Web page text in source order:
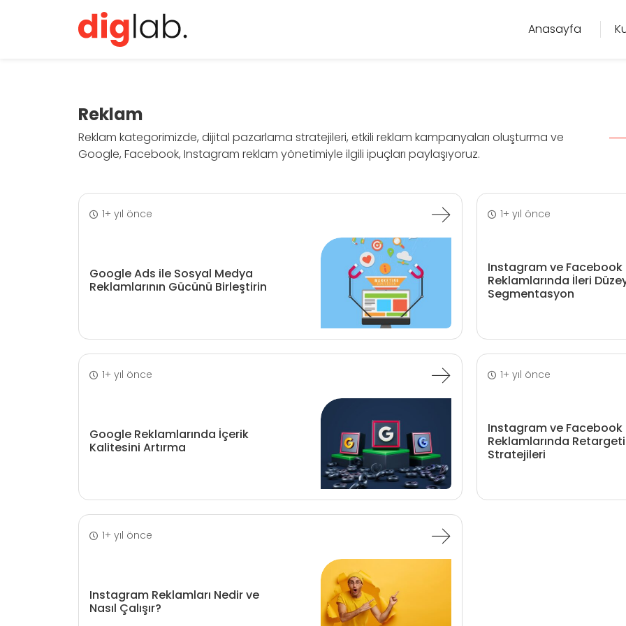
Anasayfa
Reklam
Reklam kategorimizde, dijital pazarlama stratejileri, etkili reklam kampanyaları oluşturma ve
Google, Facebook, Instagram reklam yönetimiyle ilgili ipuçları paylaşıyoruz.
1+ yıl önce
Google Ads ile Sosyal Medya
Reklamlarının Gücünü Birleştirin
1+ yıl önce
Instagram ve Facebook
Reklamlarında İleri
Segmentasyon
1+ yıl önce
Google Reklamlarında İçerik
Kalitesini Artırma
1+ yıl önce
Instagram ve Facebook
Reklamlarında
Stratejileri
1+ yıl önce
Instagram Reklamları Nedir ve
Nasıl Çalışır?